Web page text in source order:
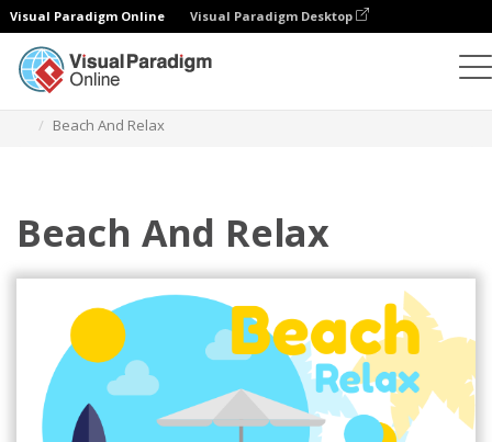
Visual Paradigm Online Visual Paradigm Desktop
Beach And Relax
Beach And Relax